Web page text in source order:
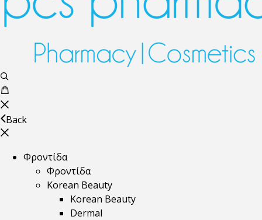
Back
Φροντίδα
Φροντίδα
Korean Beauty
Korean Beauty
Dermal